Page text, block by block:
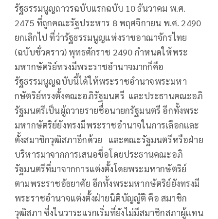
รัฐธรรมนูญถาวรฉบับแรกฉบับ 10 ธันวาคม พ.ศ.
2475 ที่ถูกคณะรัฐประหาร 8 พฤศจิกายน พ.ศ. 2490
ยกเลิกไป ที่ว่ารัฐธรรมนูญแห่งราชอาณาจักรไทย
(ฉบับชั่วคราว) พุทธศักราช 2490 กำหนดให้พระ
มหากษัตริย์ทรงมีพระราชอำนาจมากก็คือ
รัฐธรรมนูญฉบับนี้ได้ให้พระราชอำนาจพระมหา
กษัตริย์ทรงตั้งคณะอภิรัฐมนตรี และประธานคณะอภิ
รัฐมนตรีเป็นผู้ถวายรายชื่อนายกรัฐมนตรี อีกทั้งพระ
มหากษัตริย์ยังทรงมีพระราชอำนาจในการเลือกและ
ตั้งสมาชิกวุฒิสภาอีกด้วย และคณะรัฐมนตรีหรือฝ่าย
บริหารมาจากการเสนอชื่อโดยประธานคณะอภิ
รัฐมนตรีที่มาจากการแต่งตั้งโดยพระมหากษัตริย์
ตามพระราชอัธยาศัย อีกทั้งพระมหากษัตริย์ยังทรงมี
พระราชอำนาจแต่งตั้งฝ่ายนิติบัญญัติ คือ สมาชิก
วุฒิสภา ซึ่งในวาระแรกเริ่มที่ยังไม่มีสมาชิกสภาผู้แทน